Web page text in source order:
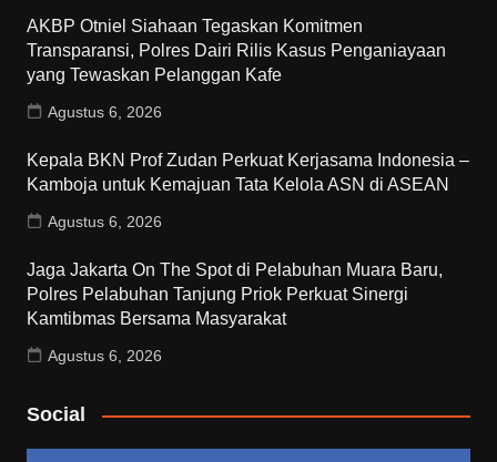
AKBP Otniel Siahaan Tegaskan Komitmen
Transparansi, Polres Dairi Rilis Kasus Penganiayaan
yang Tewaskan Pelanggan Kafe
Agustus 6, 2026
Kepala BKN Prof Zudan Perkuat Kerjasama Indonesia –
Kamboja untuk Kemajuan Tata Kelola ASN di ASEAN
Agustus 6, 2026
Jaga Jakarta On The Spot di Pelabuhan Muara Baru,
Polres Pelabuhan Tanjung Priok Perkuat Sinergi
Kamtibmas Bersama Masyarakat
Agustus 6, 2026
Social